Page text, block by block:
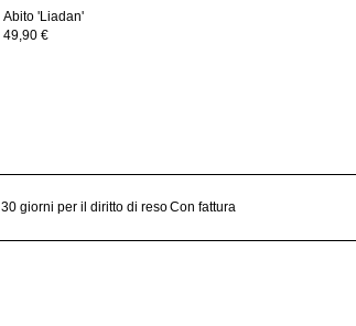
Abito 'Liadan'
49,90 €
30 giorni per il diritto di resoCon fattura